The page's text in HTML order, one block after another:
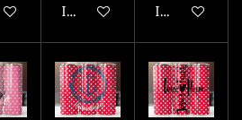
WarenkorbIn den Warenkorb
In den